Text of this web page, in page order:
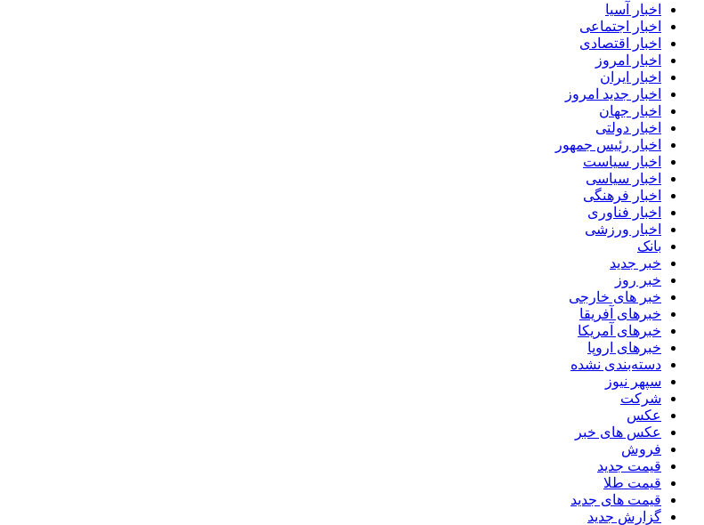
اخبار آسیا
اخبار اجتماعی
اخبار اقتصادی
اخبار امروز
اخبار ایران
اخبار جدید امروز
اخبار جهان
اخبار دولتی
اخبار رئیس جمهور
اخبار سیاست
اخبار سیاسی
اخبار فرهنگی
اخبار فناوری
اخبار ورزشی
بانک
خبر جدید
خبر روز
خبر های خارجی
خبرهای آفریقا
خبرهای آمریکا
خبرهای اروپا
دسته‌بندی نشده
سپهر نیوز
شرکت
عکس
عکس های خبر
فروش
قیمت جدید
قیمت طلا
قیمت های جدید
گزارش جدید